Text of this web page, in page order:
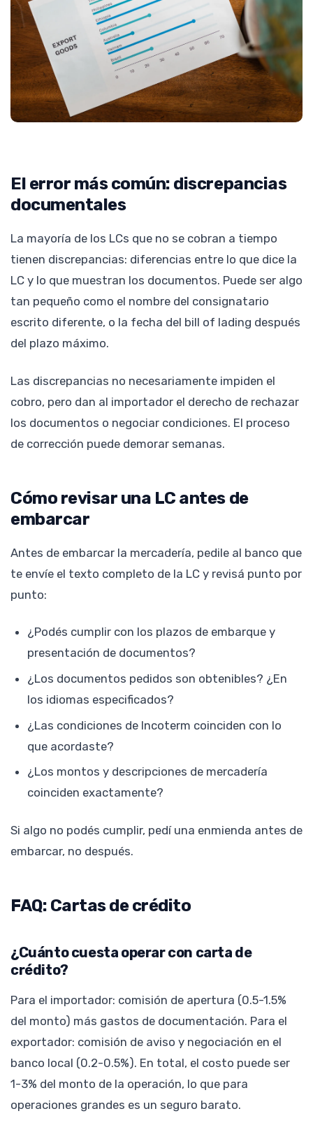
El error más común: discrepancias
documentales
La mayoría de los LCs que no se cobran a tiempo
tienen discrepancias: diferencias entre lo que dice la
LC y lo que muestran los documentos. Puede ser algo
tan pequeño como el nombre del consignatario
escrito diferente, o la fecha del bill of lading después
del plazo máximo.
Las discrepancias no necesariamente impiden el
cobro, pero dan al importador el derecho de rechazar
los documentos o negociar condiciones. El proceso
de corrección puede demorar semanas.
Cómo revisar una LC antes de
embarcar
Antes de embarcar la mercadería, pedile al banco que
te envíe el texto completo de la LC y revisá punto por
punto:
¿Podés cumplir con los plazos de embarque y
presentación de documentos?
¿Los documentos pedidos son obtenibles? ¿En
los idiomas especificados?
¿Las condiciones de Incoterm coinciden con lo
que acordaste?
¿Los montos y descripciones de mercadería
coinciden exactamente?
Si algo no podés cumplir, pedí una enmienda antes de
embarcar, no después.
FAQ: Cartas de crédito
¿Cuánto cuesta operar con carta de
crédito?
Para el importador: comisión de apertura (0.5-1.5%
del monto) más gastos de documentación. Para el
exportador: comisión de aviso y negociación en el
banco local (0.2-0.5%). En total, el costo puede ser
1-3% del monto de la operación, lo que para
operaciones grandes es un seguro barato.